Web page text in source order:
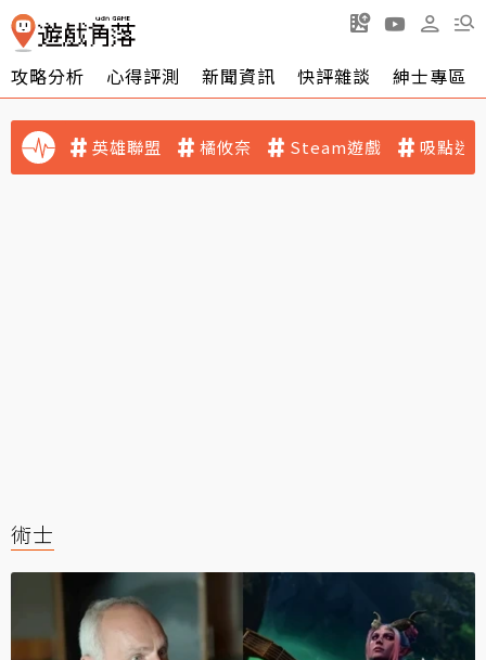
攻略分析 心得評測 新聞資訊 快評雜談 紳士專區
英雄聯盟 橘攸奈 Steam遊戲 吸點迷
術士